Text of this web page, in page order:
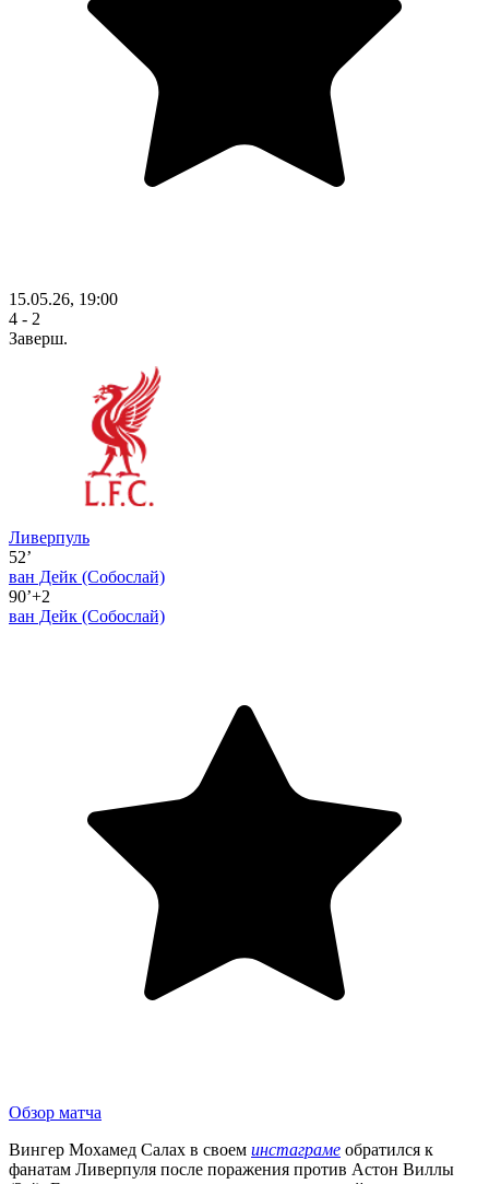
15.05.26, 19:00
4 - 2
Заверш.
Ливерпуль
52’
ван Дейк (Собослай)
90’+2
ван Дейк (Собослай)
Обзор матча
Вингер Мохамед Салах в своем инстаграме обратился к
фанатам Ливерпуля после поражения против Астон Виллы